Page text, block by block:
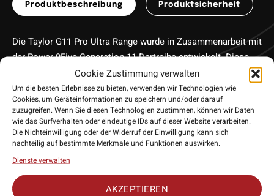
Cookie Zustimmung verwalten
Um die besten Erlebnisse zu bieten, verwenden wir Technologien wie
Cookies, um Geräteinformationen zu speichern und/oder darauf
zuzugreifen. Wenn Sie diesen Technologien zustimmen, können wir Daten
wie das Surfverhalten oder eindeutige IDs auf dieser Website verarbeiten.
Die Nichteinwilligung oder der Widerruf der Einwilligung kann sich
nachteilig auf bestimmte Merkmale und Funktionen auswirken.
Dienste verwalten
AKZEPTIEREN
Produktbeschreibung Produktsicherheit
Die Taylor G11 Pro Ultra Range wurde in Zusammenarbeit mit
der Power 9Five Generation 11 Dartreihe entwickelt. Diese
Flights zeichnen sich durch Spot UV-Druck aus, der den Grip
zwischen Flight und Schaft verbessert. Sie sind in
verschiedenen Größen erhältlich, darunter No.6 / Small
Standard, No.2 / Standard und Vapor S.
• Hersteller: Target Darts
• Form Flights: Standard / Small Standard / Vapor S
• Lieferumfang: 9 Flights